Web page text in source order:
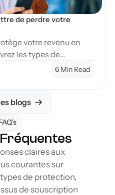
de perdre votre
votre revenu en
les types de
sécuriser votre avenir
6 Min Read
blogs
claires aux
courantes sur
de protection,
de souscription